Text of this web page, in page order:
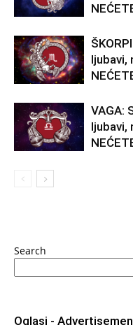
ljubavi,
VAGA:
ljubavi,
Search
Oglasi -